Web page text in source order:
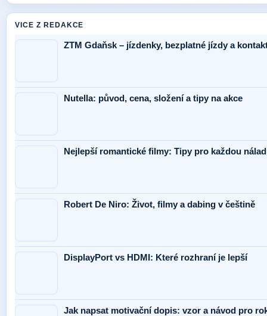
VICE Z REDAKCE
ZTM Gdaňsk – jízdenky, bezplatné jízdy a
Nutella: původ, cena, složení a tipy na akce
Nejlepší romantické filmy: Tipy pro každou
Robert De Niro: Život, filmy a dabing v češtině
DisplayPort vs HDMI: Které rozhraní je lepší
Jak napsat motivační dopis: vzor a návod pro